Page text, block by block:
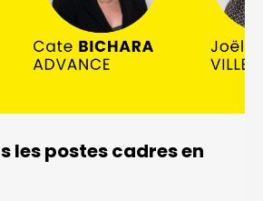
les postes cadres en